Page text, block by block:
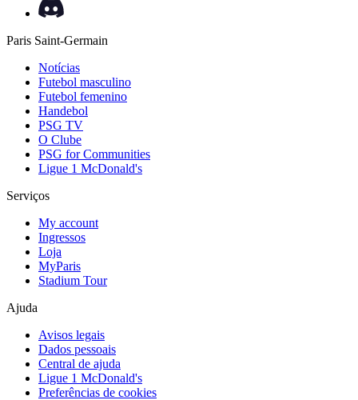
Paris Saint-Germain
Notícias
Futebol masculino
Futebol femenino
Handebol
PSG TV
O Clube
PSG for Communities
Ligue 1 McDonald's
Serviços
My account
Ingressos
Loja
MyParis
Stadium Tour
Ajuda
Avisos legais
Dados pessoais
Central de ajuda
Ligue 1 McDonald's
Preferências de cookies